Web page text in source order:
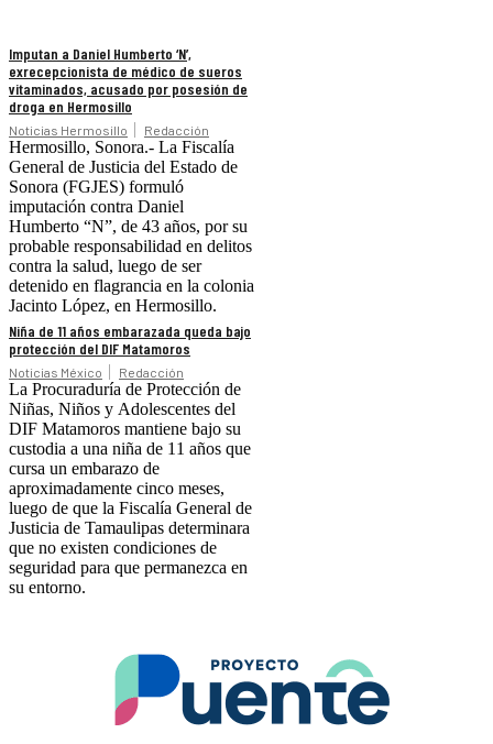
Imputan a Daniel Humberto ‘N’,
exrecepcionista de médico de sueros
vitaminados, acusado por posesión de
droga en Hermosillo
Noticias Hermosillo Redacción
Hermosillo, Sonora.- La Fiscalía
General de Justicia del Estado de
Sonora (FGJES) formuló
imputación contra Daniel
Humberto “N”, de 43 años, por su
probable responsabilidad en delitos
contra la salud, luego de ser
detenido en flagrancia en la colonia
Jacinto López, en Hermosillo.
Niña de 11 años embarazada queda bajo
protección del DIF Matamoros
Noticias México Redacción
La Procuraduría de Protección de
Niñas, Niños y Adolescentes del
DIF Matamoros mantiene bajo su
custodia a una niña de 11 años que
cursa un embarazo de
aproximadamente cinco meses,
luego de que la Fiscalía General de
Justicia de Tamaulipas determinara
que no existen condiciones de
seguridad para que permanezca en
su entorno.